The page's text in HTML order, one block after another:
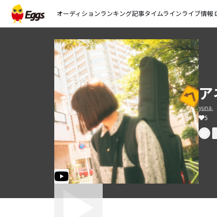
オーディションランキング記事タイムラインライブ情報
yuna.
5